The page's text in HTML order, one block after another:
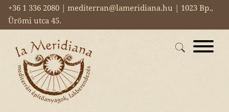
+36 1 336 2080 | mediterran@lameridiana.hu | 1023 Bp.,
Ürömi utca 45.